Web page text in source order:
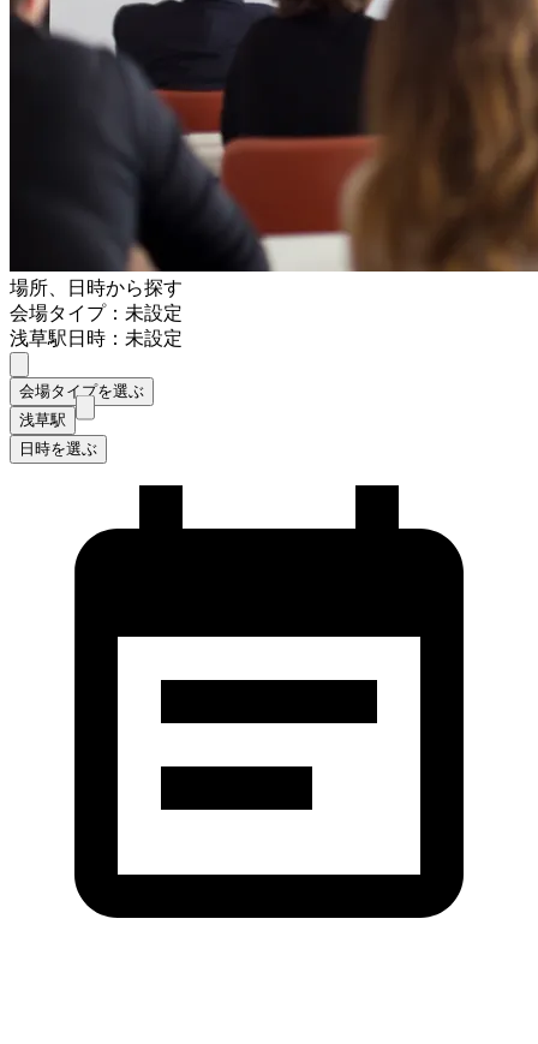
場所、日時から探す
会場タイプ：未設定
浅草駅日時：未設定
会場タイプを選ぶ
浅草駅
日時を選ぶ